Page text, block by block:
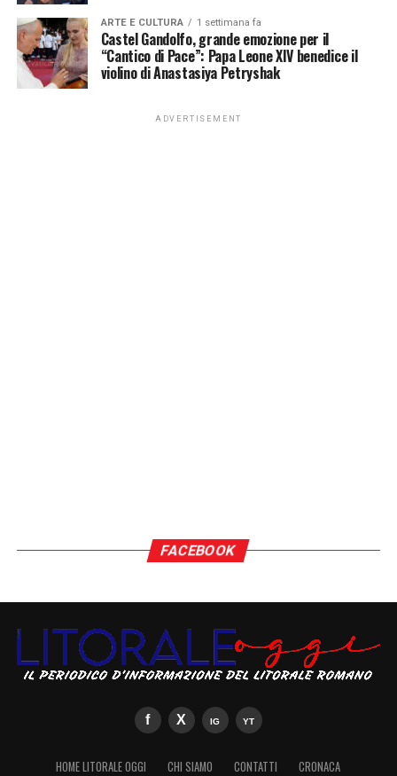
ARTE E CULTURA 1 settimana fa
Castel Gandolfo, grande emozione per il
“Cantico di Pace”: Papa Leone XIV benedice il
violino di Anastasiya Petryshak
ADVERTISEMENT
FACEBOOK
HOME LITORALE OGGI CHI SIAMO CONTATTI CRONACA